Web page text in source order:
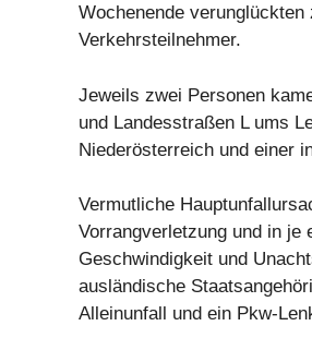
Wochenende
Verkehrsteilnehmer.
Jeweils zwei Personen
und Landesstraßen L ums
Niederösterreich und einer
Vermutliche
Vorrangverletzung und in je
Geschwindigkeit und
ausländische
Alleinunfall und ein Pkw-